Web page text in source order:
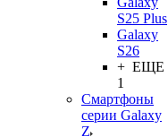
S25 Plus
Galaxy
S26
+ ЕЩЕ
1
Смартфоны
серии Galaxy
Z